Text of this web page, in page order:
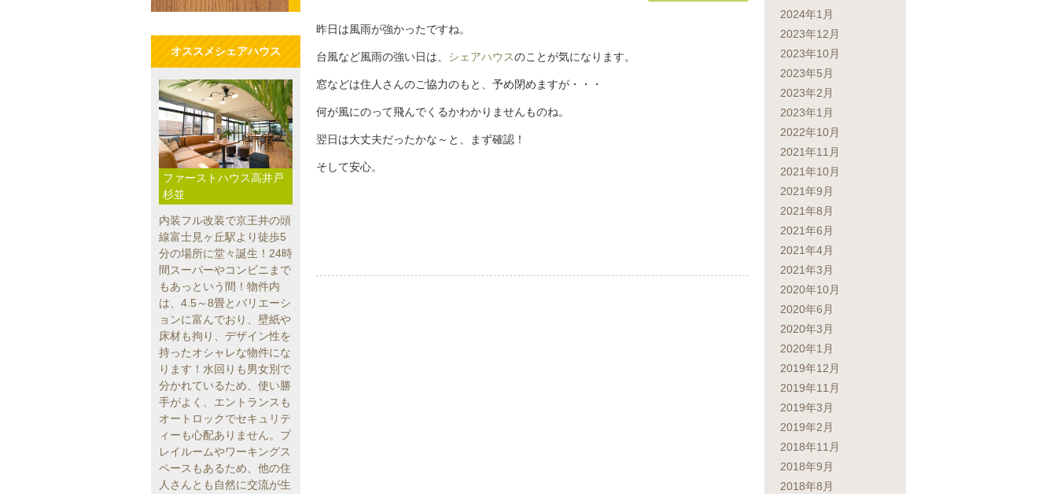
オススメシェアハウス
ファーストハウス高井戸
杉並
内装フル改装で京王井の頭
線富士見ヶ丘駅より徒歩5
分の場所に堂々誕生！24時
間スーパーやコンビニまで
もあっという間！物件内
は、4.5～8畳とバリエーシ
ョンに富んでおり、壁紙や
床材も拘り、デザイン性を
持ったオシャレな物件にな
ります！水回りも男女別で
分かれているため、使い勝
手がよく、エントランスも
オートロックでセキュリテ
ィーも心配ありません。プ
レイルームやワーキングス
ペースもあるため、他の住
人さんとも自然に交流が生
昨日は風雨が強かったですね。
台風など風雨の強い日は、 シェアハウスのことが気になります。
窓などは住人さんのご協力のもと、予め閉めますが・・・
何が風にのって飛んでくるかわかりませんものね。
翌日は大丈夫だったかな～と、まず確認！
そして安心。
2024年1月
2023年12月
2023年10月
2023年5月
2023年2月
2023年1月
2022年10月
2021年11月
2021年10月
2021年9月
2021年8月
2021年6月
2021年4月
2021年3月
2020年10月
2020年6月
2020年3月
2020年1月
2019年12月
2019年11月
2019年3月
2019年2月
2018年11月
2018年9月
2018年8月